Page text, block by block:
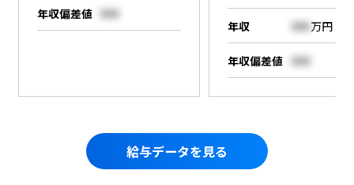
年収偏差値 000
年収 000万円
年収偏差値 000
給与データを見る